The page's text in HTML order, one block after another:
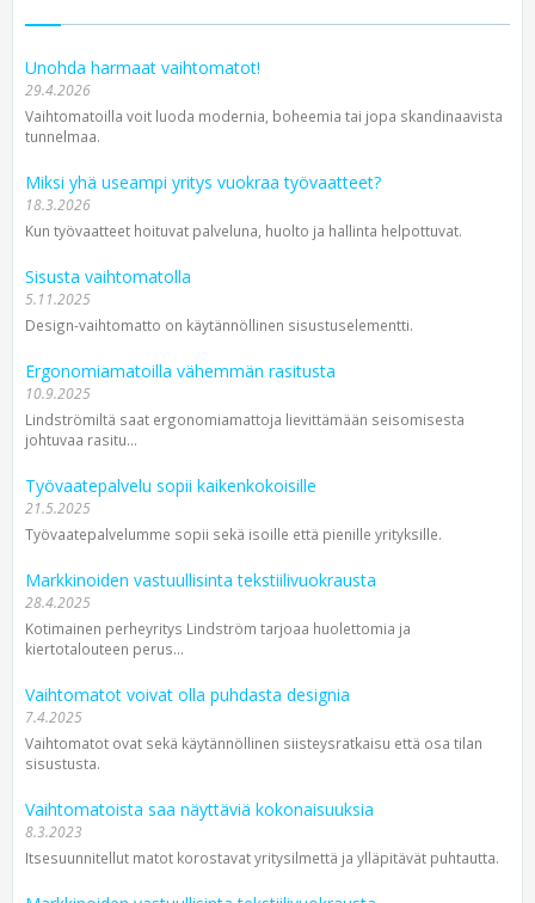
Unohda harmaat vaihtomatot!
29.4.2026
Vaihtomatoilla voit luoda modernia, boheemia tai jopa skandinaavista
tunnelmaa.
Miksi yhä useampi yritys vuokraa työvaatteet?
18.3.2026
Kun työvaatteet hoituvat palveluna, huolto ja hallinta helpottuvat.
Sisusta vaihtomatolla
5.11.2025
Design-vaihtomatto on käytännöllinen sisustuselementti.
Ergonomiamatoilla vähemmän rasitusta
10.9.2025
Lindströmiltä saat ergonomiamattoja lievittämään seisomisesta
johtuvaa rasitu...
Työvaatepalvelu sopii kaikenkokoisille
21.5.2025
Työvaatepalvelumme sopii sekä isoille että pienille yrityksille.
Markkinoiden vastuullisinta tekstiilivuokrausta
28.4.2025
Kotimainen perheyritys Lindström tarjoaa huolettomia ja
kiertotalouteen perus...
Vaihtomatot voivat olla puhdasta designia
7.4.2025
Vaihtomatot ovat sekä käytännöllinen siisteysratkaisu että osa tilan
sisustusta.
Vaihtomatoista saa näyttäviä kokonaisuuksia
8.3.2023
Itsesuunnitellut matot korostavat yritysilmettä ja ylläpitävät puhtautta.